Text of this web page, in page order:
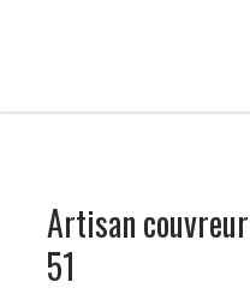
Artisan
51